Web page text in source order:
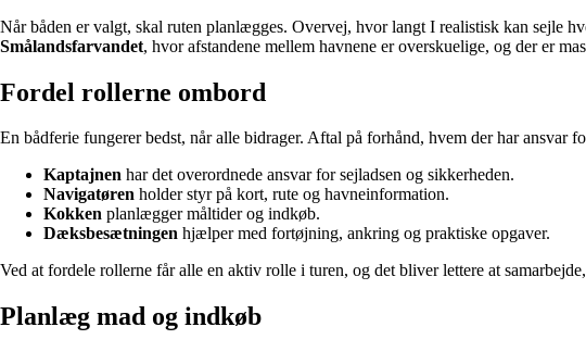
Når båden er valgt, skal ruten planlægges. Overvej, hvor langt I realistisk kan sejle
Smålandsfarvandet, hvor afstandene mellem havnene er overskuelige, og der er
Fordel rollerne ombord
En bådferie fungerer bedst, når alle bidrager. Aftal på forhånd, hvem der har ansvar
Kaptajnen har det overordnede ansvar for sejladsen og sikkerheden.
Navigatøren holder styr på kort, rute og havneinformation.
Kokken planlægger måltider og indkøb.
Dæksbesætningen hjælper med fortøjning, ankring og praktiske opgaver.
Ved at fordele rollerne får alle en aktiv rolle i turen, og det bliver lettere at
Planlæg mad og indkøb